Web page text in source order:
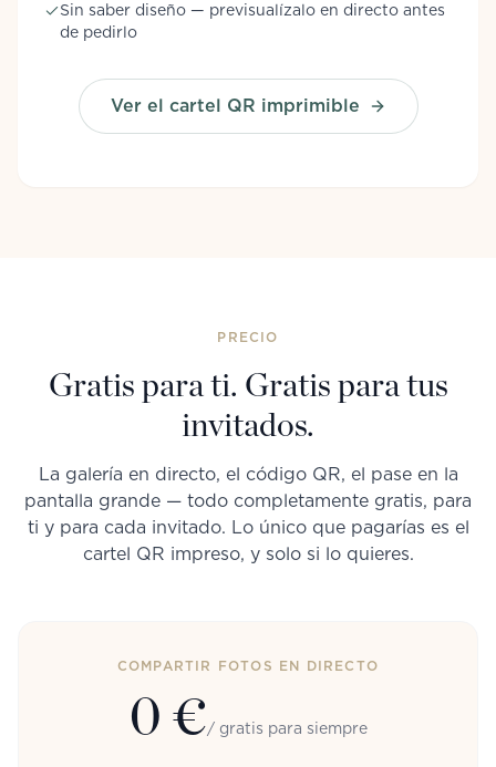
Sin saber diseño — previsualízalo en directo antes
de pedirlo
Ver el cartel QR imprimible
PRECIO
Gratis para ti. Gratis para tus
invitados.
La galería en directo, el código QR, el pase en la
pantalla grande — todo completamente gratis, para
ti y para cada invitado. Lo único que pagarías es el
cartel QR impreso, y solo si lo quieres.
COMPARTIR FOTOS EN DIRECTO
0 €/ gratis para siempre